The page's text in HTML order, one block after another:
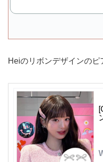
Heiのリボンデザインのピ